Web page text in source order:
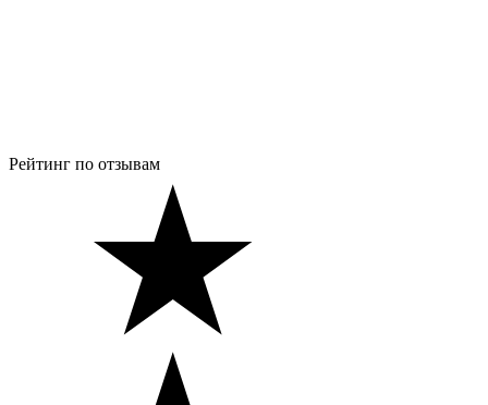
Рейтинг по отзывам